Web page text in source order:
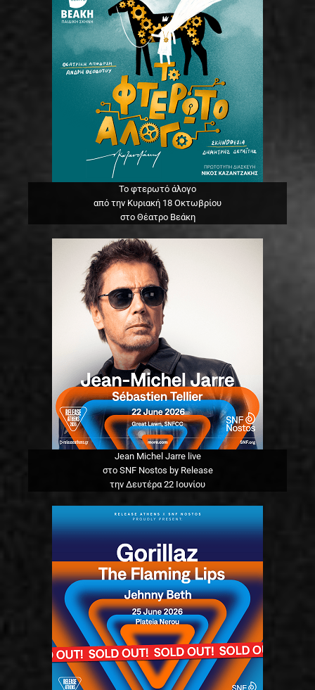
Το φτερωτό άλογο
από την Κυριακή 18 Οκτωβρίου
στο Θέατρο Βεάκη
Jean Michel Jarre live
στο SNF Nostos by Release
την Δευτέρα 22 Ιουνίου